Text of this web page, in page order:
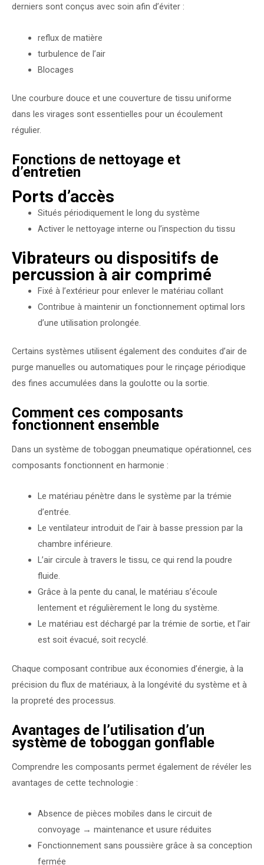
derniers sont conçus avec soin afin d’éviter :
reflux de matière
turbulence de l’air
Blocages
Une courbure douce et une couverture de tissu uniforme
dans les virages sont essentielles pour un écoulement
régulier.
Fonctions de nettoyage et
d’entretien
Ports d’accès
Situés périodiquement le long du système
Activer le nettoyage interne ou l’inspection du tissu
Vibrateurs ou dispositifs de
percussion à air comprimé
Fixé à l’extérieur pour enlever le matériau collant
Contribue à maintenir un fonctionnement optimal lors
d’une utilisation prolongée.
Certains systèmes utilisent également des conduites d’air de
purge manuelles ou automatiques pour le rinçage périodique
des fines accumulées dans la goulotte ou la sortie.
Comment ces composants
fonctionnent ensemble
Dans un système de toboggan pneumatique opérationnel, ces
composants fonctionnent en harmonie :
Le matériau pénètre dans le système par la trémie
d’entrée.
Le ventilateur introduit de l’air à basse pression par la
chambre inférieure.
L’air circule à travers le tissu, ce qui rend la poudre
fluide.
Grâce à la pente du canal, le matériau s’écoule
lentement et régulièrement le long du système.
Le matériau est déchargé par la trémie de sortie, et l’air
est soit évacué, soit recyclé.
Chaque composant contribue aux économies d’énergie, à la
précision du flux de matériaux, à la longévité du système et à
la propreté des processus.
Avantages de l’utilisation d’un
système de toboggan gonflable
Comprendre les composants permet également de révéler les
avantages de cette technologie :
Absence de pièces mobiles dans le circuit de
convoyage → maintenance et usure réduites
Fonctionnement sans poussière grâce à sa conception
fermée